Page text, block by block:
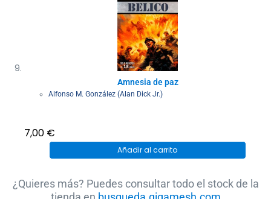
Amnesia de paz
Alfonso M. González (Alan Dick Jr.)
7,00 €
Añadir al carrito
¿Quieres más? Puedes consultar todo el stock de la